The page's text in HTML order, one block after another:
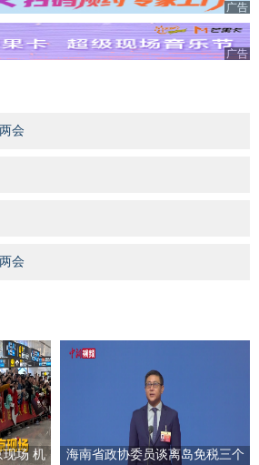
广告
广告
会
会
现场 机
海南省政协委员谈离岛免税三个